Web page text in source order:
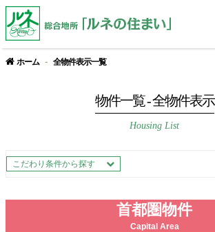
総合地所企業サイト
ホーム 全物件表示一覧
物件一覧- 全物件表示
Housing List
こだわり条件から探す
首都圏物件
Capital Area